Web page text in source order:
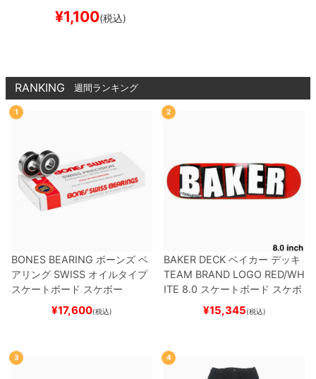
¥1,100(税込)
RANKING 週間ランキング
1
BONES BEARING ボーンズ ベ
アリング SWISS オイルタイプ
スケートボード スケボー
¥17,600(税込)
2
BAKER DECK ベイカー デッキ
TEAM BRAND LOGO RED/WH
ITE 8.0 スケートボード スケボ
¥15,345(税込)
3 4